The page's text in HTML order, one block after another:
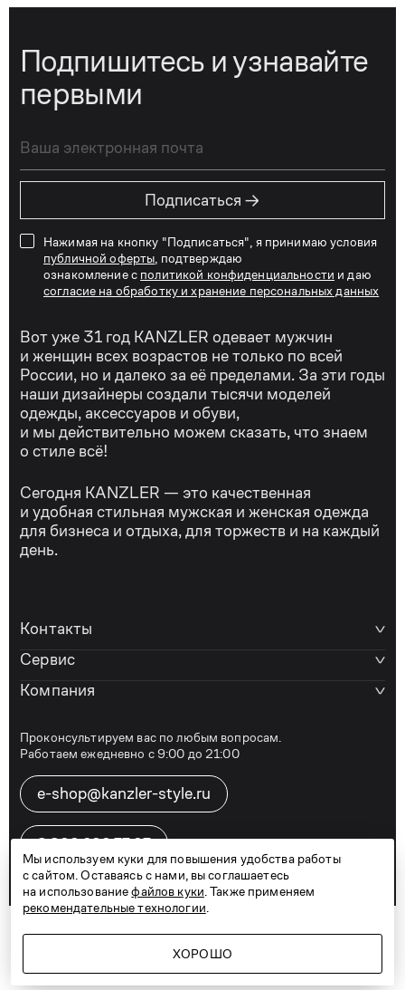
Подпишитесь и узнавайте
первыми
Подписаться →
Нажимая на кнопку "Подписаться", я принимаю условия
публичной оферты , подтверждаю
ознакомление с политикой конфиденциальности и даю
согласие на обработку и хранение персональных данных
Вот уже 31 год KANZLER одевает мужчин
и женщин всех возрастов не только по всей
России, но и далеко за её пределами. За эти годы
наши дизайнеры создали тысячи моделей
одежды, аксессуаров и обуви,
и мы действительно можем сказать, что знаем
о стиле всё!
Сегодня KANZLER — это качественная
и удобная стильная мужская и женская одежда
для бизнеса и отдыха, для торжеств и на каждый
день.
Контакты
Сервис
Компания
Проконсультируем вас по любым вопросам.
Работаем ежедневно с 9:00 до 21:00
e-shop@kanzler-style.ru
8 800 600 77 07
Политика конфиденциальности
TelegramVkontakteДзен
Мы используем куки для повышения удобства работы
с сайтом. Оставаясь с нами, вы соглашаетесь
на использованиефайлов куки . Также применяем
рекомендательные технологии
ХОРОШО